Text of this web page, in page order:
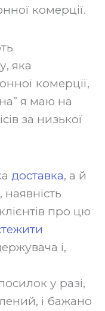
комерції.
яка
комерції,
я маю на
за низької
доставка, а й
наявність
про цю
і,
у разі,
і бажано